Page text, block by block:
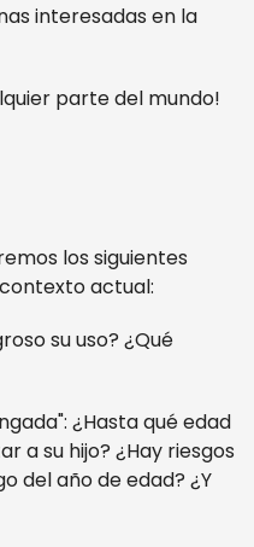
interesadas en la
parte del mundo!
los siguientes
actual:
su uso? ¿Qué
¿Hasta qué edad
a su hijo? ¿Hay riesgos
del año de edad? ¿Y